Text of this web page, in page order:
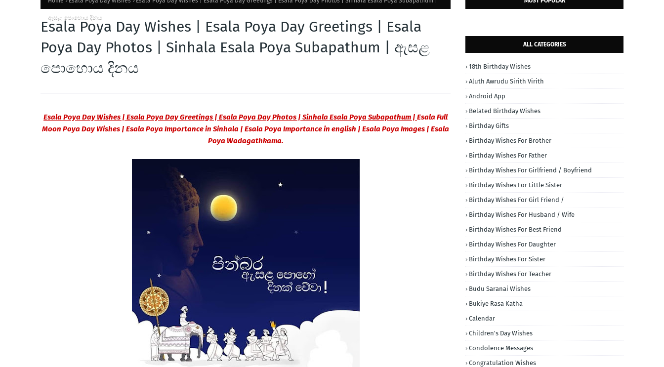
ඇසළ පොහොය දිනය
Esala Poya Day Wishes | Esala Poya Day Greetings | Esala
Poya Day Photos | Sinhala Esala Poya Subapathum | ඇසළ
පොහොය දිනය
Esala Poya Day Wishes | Esala Poya Day Greetings | Esala Poya Day Photos | Sinhala Esala Poya Subapathum | Esala Full
Moon Poya Day Wishes | Esala Poya Importance in Sinhala | Esala Poya Importance in english | Esala Poya Images | Esala
Poya Wadagathkama.
ALL CATEGORIES
18th Birthday Wishes
Aluth Awrudu Sirith Virith
Android App
Belated Birthday Wishes
Birthday Gifts
Birthday Wishes For Brother
Birthday Wishes For Father
Birthday Wishes For Girlfriend / Boyfriend
Birthday Wishes For Little Sister
Birthday Wishes For Girl Friend /
Birthday Wishes For Husband / Wife
Birthday Wishes For Best Friend
Birthday Wishes For Daughter
Birthday Wishes For Sister
Birthday Wishes For Teacher
Budu Saranai Wishes
Bukiye Rasa Katha
Calendar
Children's Day Wishes
Condolence Messages
Congratulation Wishes